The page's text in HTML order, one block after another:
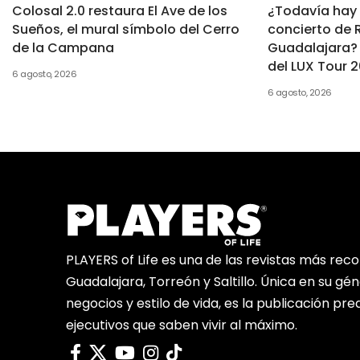
Colosal 2.0 restaura El Ave de los
Sueños, el mural símbolo del Cerro
de la Campana
6 agosto, 2026
¿Todavía
concierto de
del LUX Tour
6 agosto, 2026
PLAYERS of Life es una de las revistas más
Guadalajara, Torreón y Saltillo. Única en su
negocios y estilo de vida, es la publicación
ejecutivos que saben vivir al máximo.